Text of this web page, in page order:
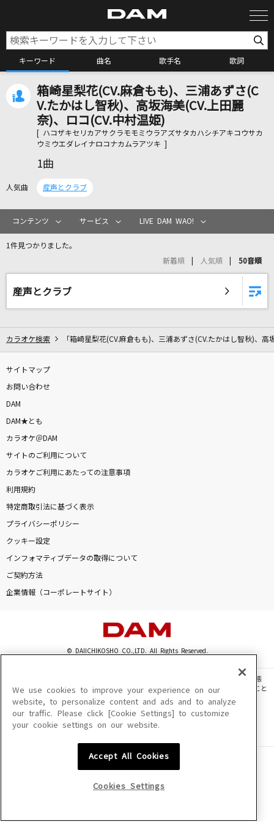
キーワード 曲名 歌手名 歌詞
カラオケ検索
カラオケ店舗検索
全国りれき
リアルタイムで歌われている曲の一覧
いとうかなこ
パメラ
Chevon
神経がワレタ寒い夜
PIERROT(Pierrot)
Only Human(ビデオクリップバージョン)
K
儚くも永久のカナシ
UVERworld
[生音]Laughter
Official髭男dism
[生音]名前を呼ぶよ
今では…今なら…今も…-Mixture style-
B'z
カラオケ最新情報をチェック！
箱崎星梨花(CV.麻倉もも)、三浦あずさ(C
V.たかはし智秋)、高坂海美(CV.上田麗
奈)、ロコ(CV.中村温姫)
[ ハコザキセリカアサクラモモミウラアズサタカハシチアキコウサカ
ウミウエダレイナロコナカムラアツキ ]
1曲
人気曲 産声とクラブ
コンテンツ サービス LIVE DAM WAO!
1件見つかりました。
新着順 人気順 50音順
産声とクラブ
カラオケ検索 「箱崎星梨花(CV.麻倉もも)、三浦あずさ(CV.たかはし智秋)、
サイトマップ
お問い合わせ
DAM
DAM★とも
カラオケ＠DAM
サイトのご利用について
カラオケご利用にあたっての注意事項
利用規約
特定商取引法に基づく表示
プライバシーポリシー
クッキー設定
インフォマティブデータの取得について
ご契約方法
企業情報（コーポレートサイト）
© DAIICHIKOSHO CO.,LTD. All Rights Reserved.
このサイトに掲載されている一切の文章・画像・写真・動画・音声等を、手段や形態
を問わず、著作権法の定める範囲を超えて無断で複製、転載、ファイル化などすること
を禁じます。
楽曲及びコンテンツは、機種によりご利用いただけない場合があります。
楽曲及びコンテンツの配信日、配信内容が変更になる場合があります。
We use cookies to improve your experience on our
website, to personalize content and ads and to analyze
our traffic. Please click [Cookie Settings] to customize
your cookie settings on our website.
Accept All Cookies
Cookies Settings